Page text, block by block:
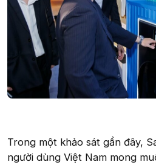
Trong một khảo sát gần đây,
người dùng Việt Nam mong